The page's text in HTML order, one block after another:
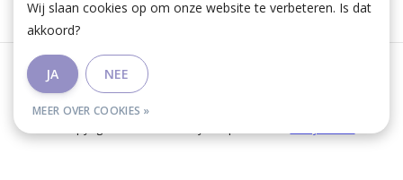
Algemene voorwaarden
Wij slaan cookies op om onze website te verbeteren. Is dat
akkoord?
JA NEE
MEER OVER COOKIES »